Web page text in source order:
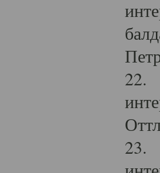
22.
23.